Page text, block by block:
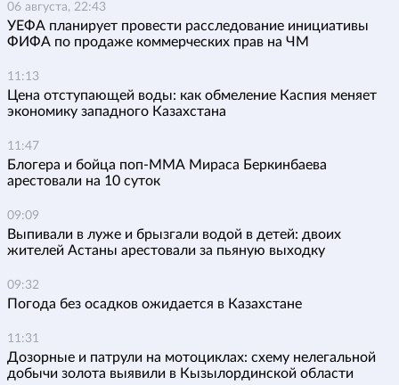
06 августа, 22:43
УЕФА планирует провести расследование инициативы
ФИФА по продаже коммерческих прав на ЧМ
11:13
Цена отступающей воды: как обмеление Каспия меняет
экономику западного Казахстана
11:47
Блогера и бойца поп-ММА Мираса Беркинбаева
арестовали на 10 суток
09:09
Выпивали в луже и брызгали водой в детей: двоих
жителей Астаны арестовали за пьяную выходку
09:32
Погода без осадков ожидается в Казахстане
11:31
Дозорные и патрули на мотоциклах: схему нелегальной
добычи золота выявили в Кызылординской области